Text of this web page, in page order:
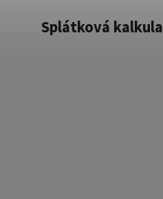
Splátková